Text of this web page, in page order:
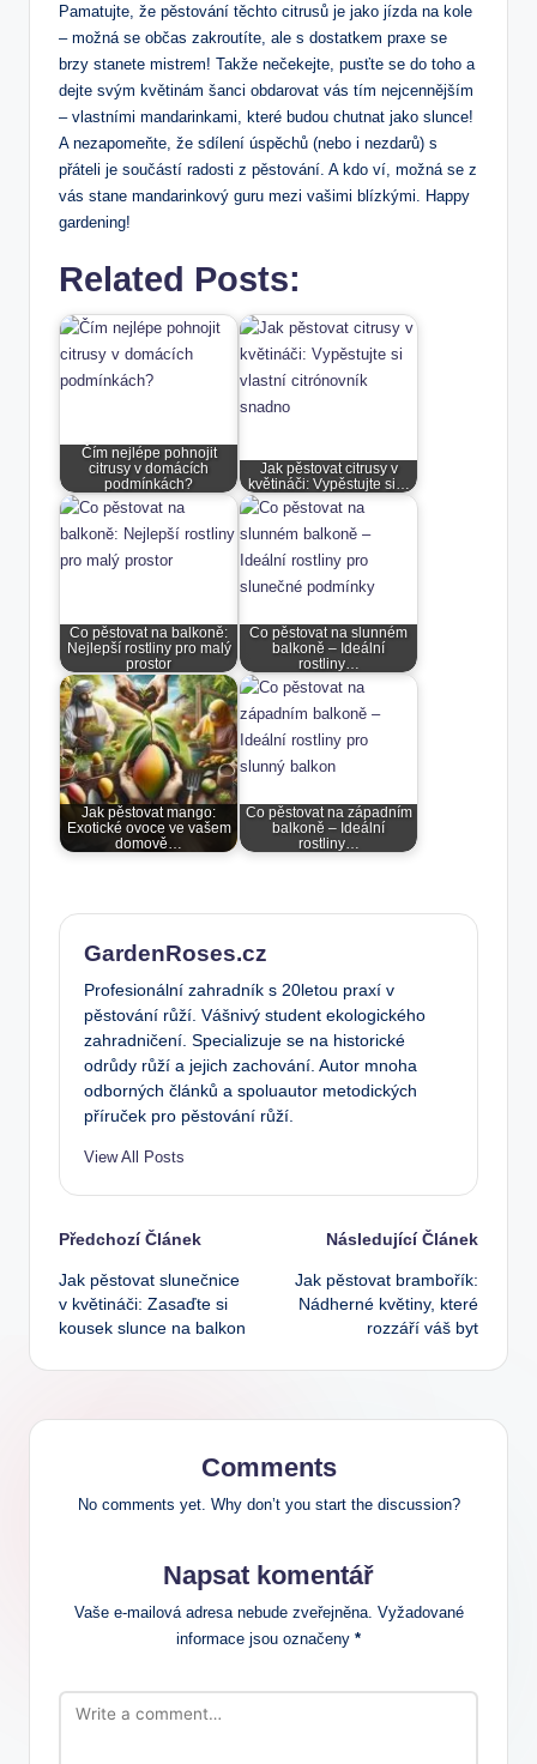
Pamatujte, že pěstování těchto citrusů je jako jízda na kole
– možná se občas zakroutíte, ale s dostatkem praxe se
brzy stanete mistrem! Takže nečekejte, pusťte se do toho a
dejte svým květinám šanci obdarovat vás tím nejcennějším
– vlastními mandarinkami, které budou chutnat jako slunce!
A nezapomeňte, že sdílení úspěchů (nebo i nezdarů) s
přáteli je součástí radosti z pěstování. A kdo ví, možná se z
vás stane mandarinkový guru mezi vašimi blízkými. Happy
gardening!
Related Posts:
Čím nejlépe pohnojit
citrusy v domácích
podmínkách?
Jak pěstovat citrusy v
květináči: Vypěstujte si…
Co pěstovat na balkoně:
Nejlepší rostliny pro malý
prostor
Co pěstovat na slunném
balkoně – Ideální
rostliny…
Jak pěstovat mango:
Exotické ovoce ve vašem
domově…
Co pěstovat na západním
balkoně – Ideální
rostliny…
GardenRoses.cz
Profesionální zahradník s 20letou praxí v
pěstování růží. Vášnivý student ekologického
zahradničení. Specializuje se na historické
odrůdy růží a jejich zachování. Autor mnoha
odborných článků a spoluautor metodických
příruček pro pěstování růží.
View All Posts
Post
navigation
Předchozí Článek
Jak pěstovat slunečnice
v květináči: Zasaďte si
kousek slunce na balkon
Následující Článek
Jak pěstovat brambořík:
Nádherné květiny, které
rozzáří váš byt
Comments
No comments yet. Why don’t you start the discussion?
Napsat komentář
Vaše e-mailová adresa nebude zveřejněna. Vyžadované
informace jsou označeny *